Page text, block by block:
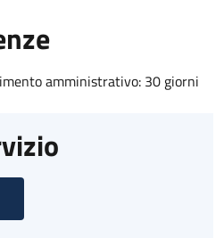
amministrativo: 30 giorni